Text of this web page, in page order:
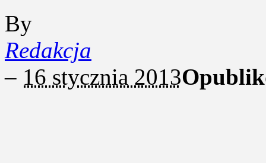
By
Redakcja
– 16 stycznia 2013